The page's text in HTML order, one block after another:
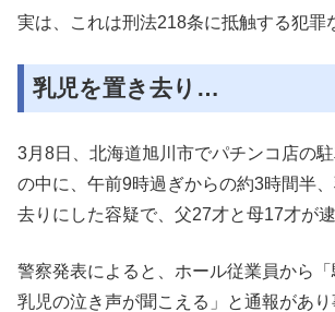
実は、これは刑法218条に抵触する犯罪
乳児を置き去り…
3月8日、北海道旭川市でパチンコ店の
の中に、午前9時過ぎからの約3時間半
去りにした容疑で、父27才と母17才が逮
警察発表によると、ホール従業員から
乳児の泣き声が聞こえる」と通報があ